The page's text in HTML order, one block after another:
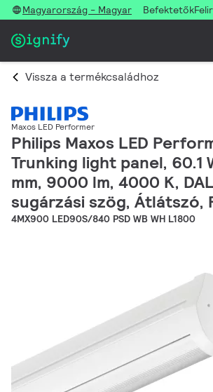
Magyarország - Magyar Befektetők
Vissza a termékcsaládhoz
Maxos LED Performer
Philips Maxos LED
Trunking light panel, 60.1
mm, 9000 lm, 4000 K,
sugárzási szög, Átlátszó,
4MX900 LED90S/840 PSD WB WH L1800